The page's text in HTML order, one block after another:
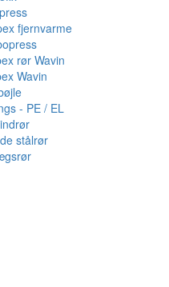
fjernvarme
rør Wavin
Wavin
- PE / EL
stålrør